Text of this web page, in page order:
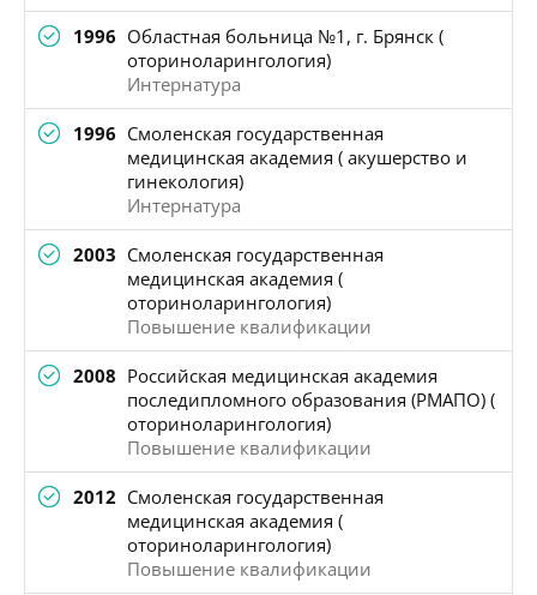
1996 Областная больница №1, г. Брянск (
оториноларингология)
Интернатура
1996 Смоленская государственная
медицинская академия ( акушерство и
гинекология)
Интернатура
2003 Смоленская государственная
медицинская академия (
оториноларингология)
Повышение квалификации
2008 Российская медицинская академия
последипломного образования (РМАПО) (
оториноларингология)
Повышение квалификации
2012 Смоленская государственная
медицинская академия (
оториноларингология)
Повышение квалификации